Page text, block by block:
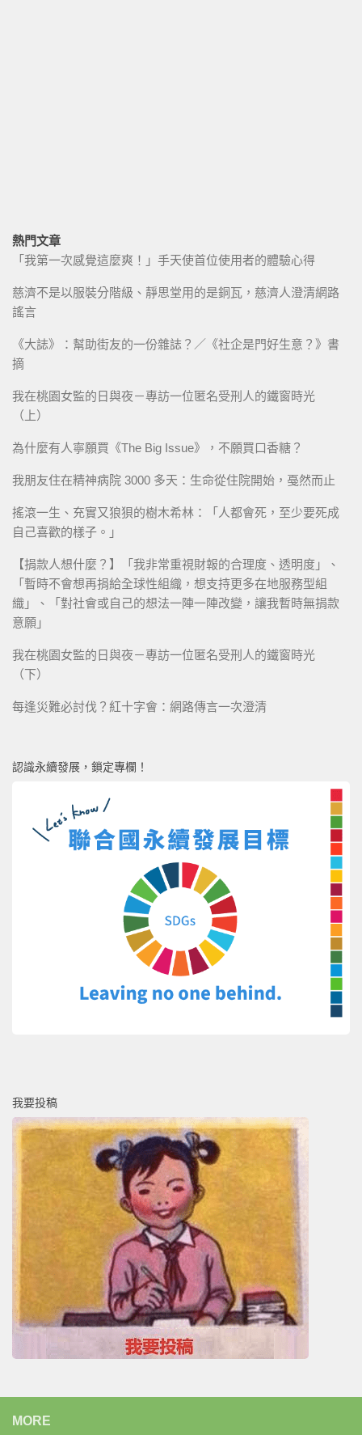
熱門文章
「我第一次感覺這麼爽！」手天使首位使用者的體驗心得
慈濟不是以服裝分階級、靜思堂用的是銅瓦，慈濟人澄清網路
謠言
《大誌》：幫助街友的一份雜誌？／《社企是門好生意？》書
摘
我在桃園女監的日與夜－專訪一位匿名受刑人的鐵窗時光
（上）
為什麼有人寧願買《The Big Issue》，不願買口香糖？
我朋友住在精神病院 3000 多天：生命從住院開始，戞然而止
搖滾一生、充實又狼狽的樹木希林：「人都會死，至少要死成
自己喜歡的樣子。」
【捐款人想什麼？】「我非常重視財報的合理度、透明度」、
「暫時不會想再捐給全球性組織，想支持更多在地服務型組
織」、「對社會或自己的想法一陣一陣改變，讓我暫時無捐款
意願」
我在桃園女監的日與夜－專訪一位匿名受刑人的鐵窗時光
（下）
每逢災難必討伐？紅十字會：網路傳言一次澄清
認識永續發展，鎖定專欄！
我要投稿
MORE